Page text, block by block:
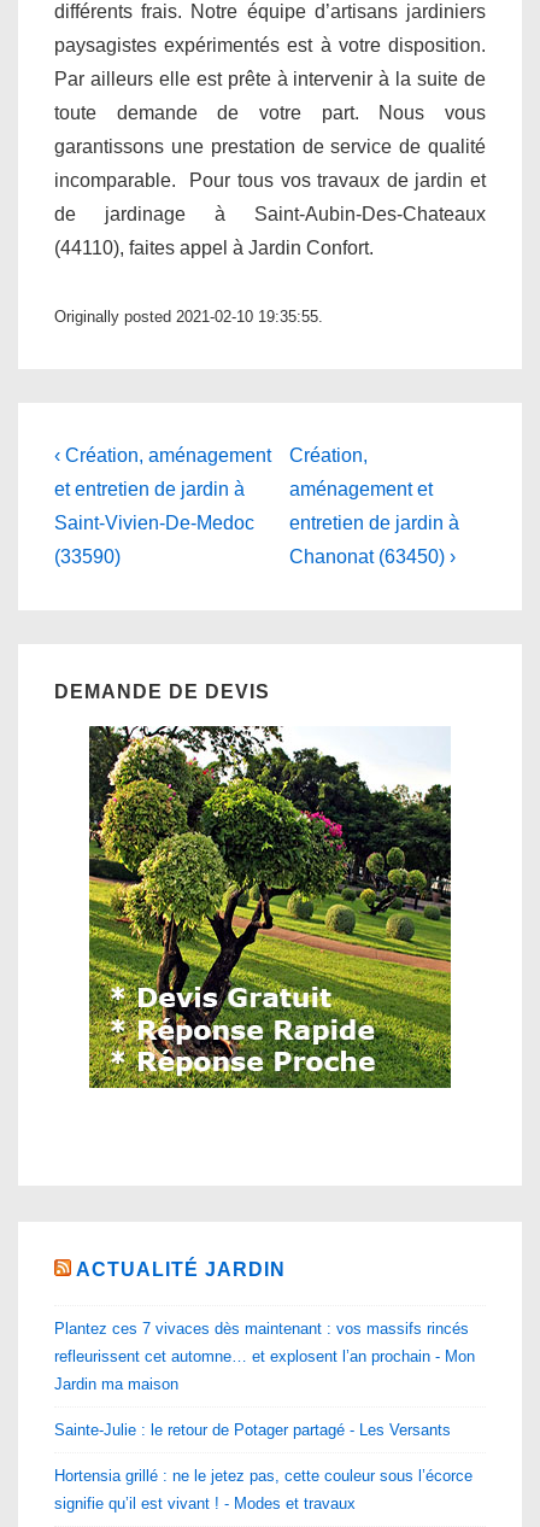
différents frais. Notre équipe d’artisans jardiniers
paysagistes expérimentés est à votre disposition.
Par ailleurs elle est prête à intervenir à la suite de
toute demande de votre part. Nous vous
garantissons une prestation de service de qualité
incomparable. Pour tous vos travaux de jardin et
de jardinage à Saint-Aubin-Des-Chateaux
(44110), faites appel à Jardin Confort.
Originally posted 2021-02-10 19:35:55.
Navigation
de
l’article
Previous
Post
is
‹ Création, aménagement
et entretien de jardin à
Saint-Vivien-De-Medoc
(33590)
Next
Post
is
Création,
aménagement et
entretien de jardin à
Chanonat (63450) ›
DEMANDE DE DEVIS
ACTUALITÉ JARDIN
Plantez ces 7 vivaces dès maintenant : vos massifs rincés
refleurissent cet automne… et explosent l’an prochain - Mon
Jardin ma maison
Sainte-Julie : le retour de Potager partagé - Les Versants
Hortensia grillé : ne le jetez pas, cette couleur sous l’écorce
signifie qu’il est vivant ! - Modes et travaux